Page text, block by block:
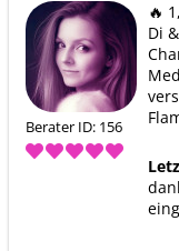
Berater ID: 156
🔥
Di